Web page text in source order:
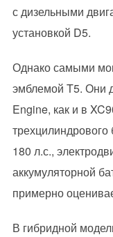
с дизельными
установкой D5.
Однако самыми
эмблемой T5. Они
Engine, как и в
180 л.с.,
аккумуляторной
примерно
В гибридной